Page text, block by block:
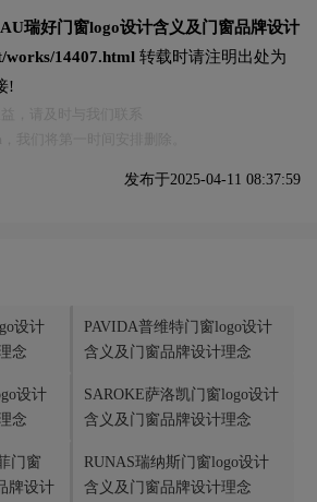
瑞好门窗logo设计含义及门窗品牌设计
works/14407.html 转载时请注明出处为
!
发布于2025-04-11 08:37:59
设计
念
PAVIDA普维特门窗logo设计
含义及门窗品牌设计理念
设计
念
SAROKE萨洛凯门窗logo设计
含义及门窗品牌设计理念
门窗
牌设计
RUNAS瑞纳斯门窗logo设计
含义及门窗品牌设计理念